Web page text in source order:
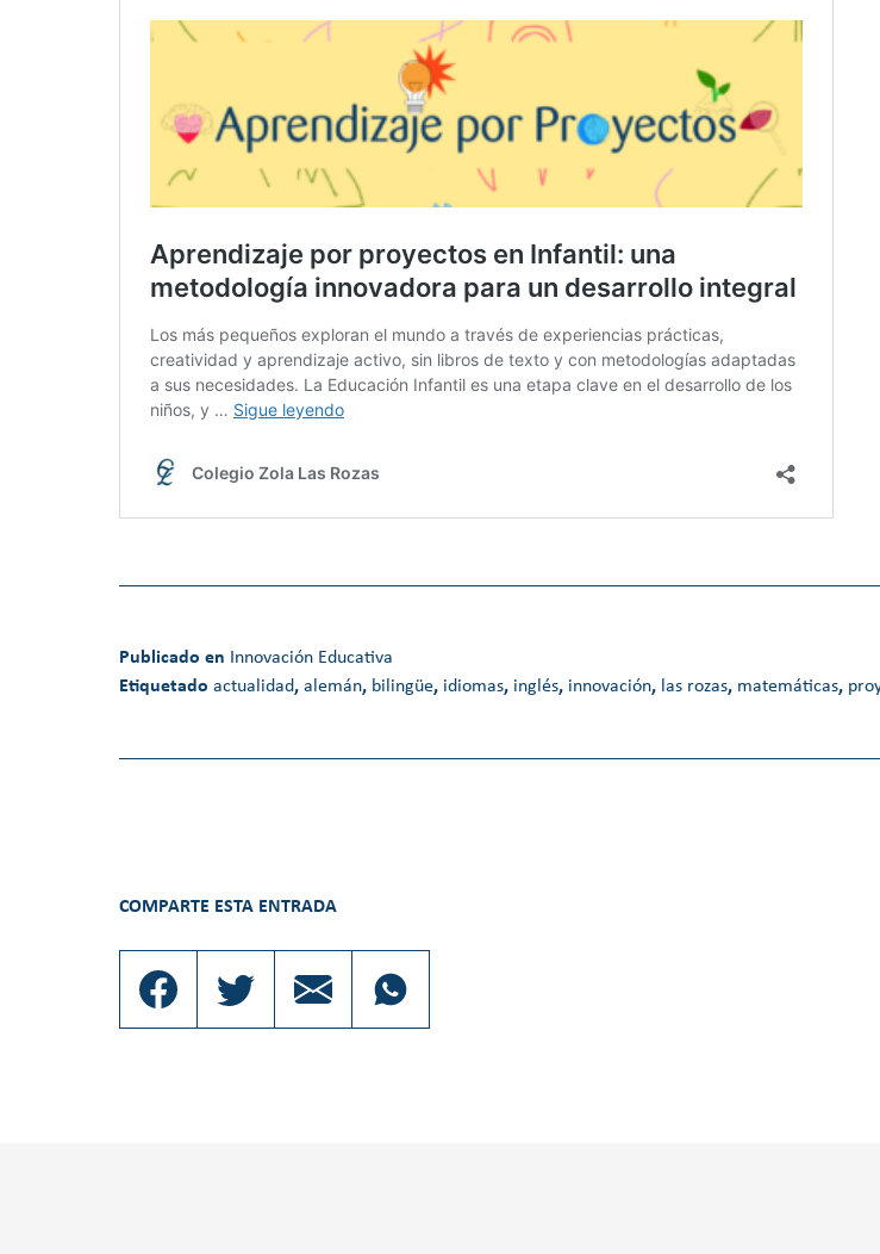
Publicado en
Innovación Educativa
Etiquetado actualidad, alemán, bilingüe, idiomas, inglés, innovación, las rozas, matemáticas,
COMPARTE ESTA ENTRADA